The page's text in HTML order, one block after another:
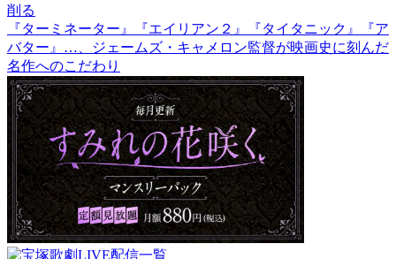
削る
『ターミネーター』『エイリアン２』『タイタニック』『ア
バター』…、ジェームズ・キャメロン監督が映画史に刻んだ
名作へのこだわり